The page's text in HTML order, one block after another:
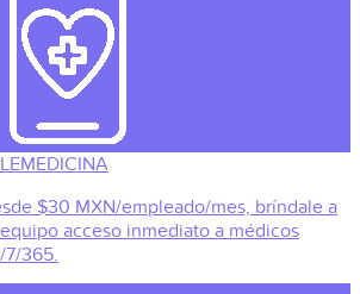
$30 MXN/empleado/mes, bríndale a
acceso inmediato a médicos
7/365.